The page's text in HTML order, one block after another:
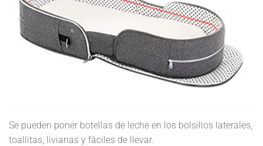
Se pueden poner botellas de leche en los bolsillos laterales,
toallitas, livianas y fáciles de llevar.